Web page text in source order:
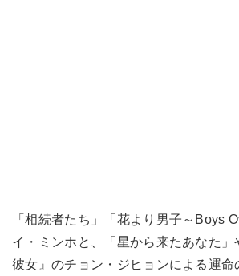
「相続者たち」「花より男子～Boys
イ・ミンホと、「星から来たあなた」
彼女』のチョン・ジヒョンによる運命